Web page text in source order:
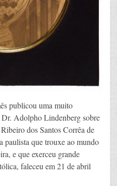
publicou uma muito
Dr. Adolpho Lindenberg sobre
dos Santos Corrêa de
paulista que trouxe ao mundo
e que exerceu grande
faleceu em 21 de abril